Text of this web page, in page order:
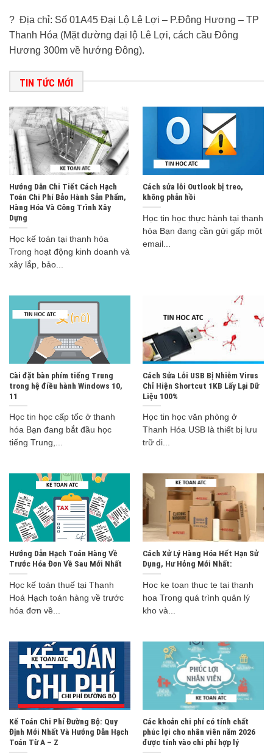
? Địa chỉ: Số 01A45 Đại Lộ Lê Lợi – P.Đông Hương – TP
Thanh Hóa (Mặt đường đại lộ Lê Lợi, cách cầu Đông
Hương 300m về hướng Đông).
TIN TỨC MỚI
Hướng Dẫn Chi Tiết Cách Hạch
Toán Chi Phí Bảo Hành Sản Phẩm,
Hàng Hóa Và Công Trình Xây
Dựng
Học kế toán tại thanh hóa
Trong hoạt động kinh doanh và
xây lắp, bảo...
Cách sửa lỗi Outlook bị treo,
không phản hồi
Học tin học thực hành tại thanh
hóa Bạn đang cần gửi gấp một
email...
Cài đặt bàn phím tiếng Trung
trong hệ điều hành Windows 10,
11
Học tin học cấp tốc ở thanh
hóa Bạn đang bắt đầu học
tiếng Trung,...
Cách Sửa Lỗi USB Bị Nhiễm Virus
Chỉ Hiện Shortcut 1KB Lấy Lại Dữ
Liệu 100%
Học tin học văn phòng ở
Thanh Hóa USB là thiết bị lưu
trữ di...
Hướng Dẫn Hạch Toán Hàng Về
Trước Hóa Đơn Về Sau Mới Nhất
Học kế toán thuế tại Thanh
Hoá Hạch toán hàng về trước
hóa đơn về...
Cách Xử Lý Hàng Hóa Hết Hạn Sử
Dụng, Hư Hỏng Mới Nhất:
Hoc ke toan thuc te tai thanh
hoa Trong quá trình quản lý
kho và...
Kế Toán Chi Phí Đường Bộ: Quy
Định Mới Nhất Và Hướng Dẫn Hạch
Toán Từ A – Z
Các khoản chi phí có tính chất
phúc lợi cho nhân viên năm 2026
được tính vào chi phí hợp lý